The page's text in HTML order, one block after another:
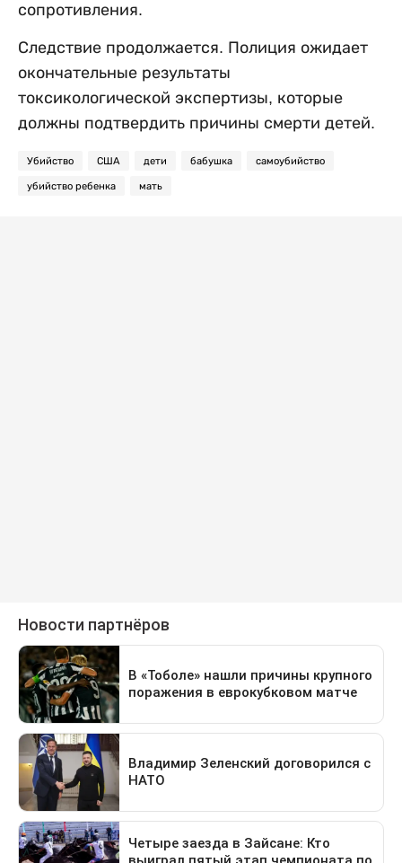
сопротивления.
Следствие продолжается. Полиция ожидает
окончательные результаты
токсикологической экспертизы, которые
должны подтвердить причины смерти детей.
Убийство США дети бабушка самоубийство
убийство ребенка мать